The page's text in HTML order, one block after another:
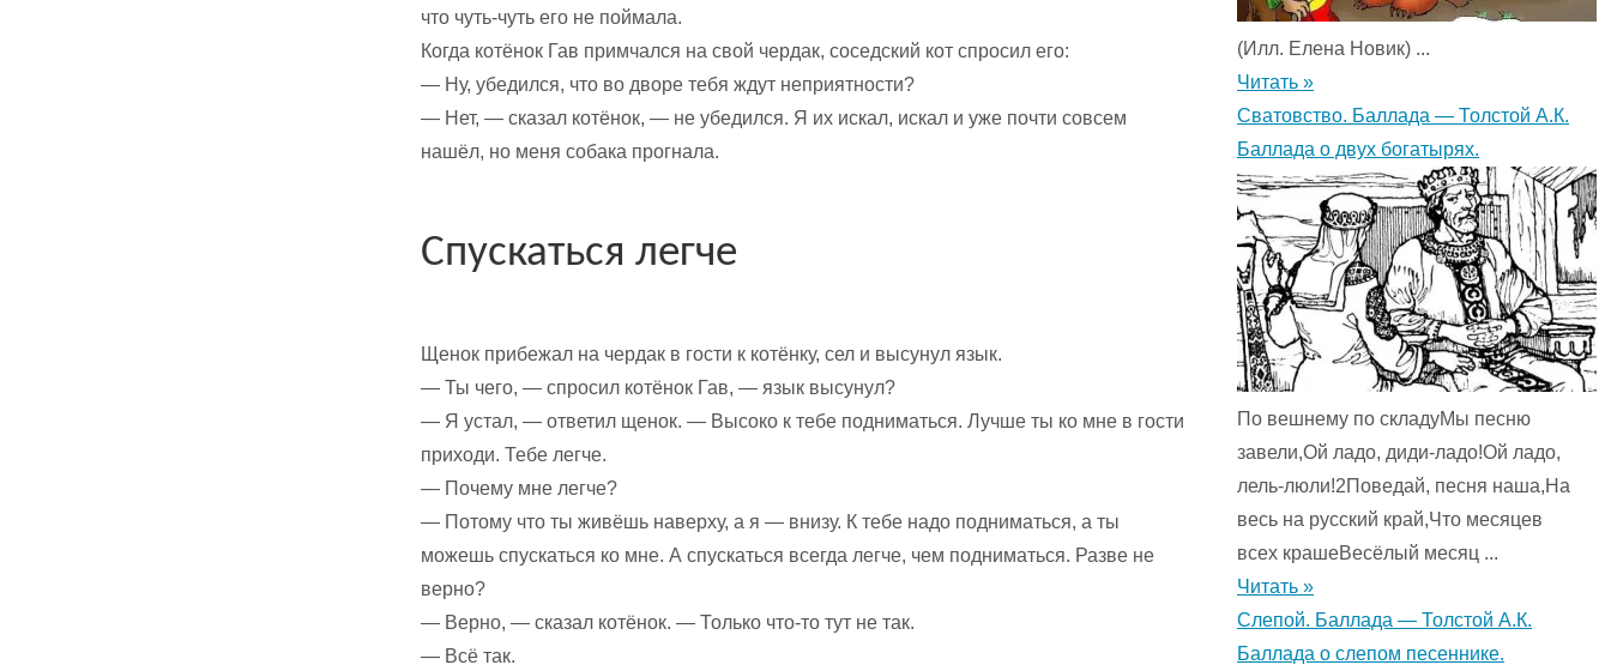
что чуть-чуть его не поймала.
Когда котёнок Гав примчался на свой чердак, соседский кот спросил его:
— Ну, убедился, что во дворе тебя ждут неприятности?
— Нет, — сказал котёнок, — не убедился. Я их искал, искал и уже почти совсем
нашёл, но меня собака прогнала.
Спускаться легче
Щенок прибежал на чердак в гости к котёнку, сел и высунул язык.
— Ты чего, — спросил котёнок Гав, — язык высунул?
— Я устал, — ответил щенок. — Высоко к тебе подниматься. Лучше ты ко мне в гости
приходи. Тебе легче.
— Почему мне легче?
— Потому что ты живёшь наверху, а я — внизу. К тебе надо подниматься, а ты
можешь спускаться ко мне. А спускаться всегда легче, чем подниматься. Разве не
верно?
— Верно, — сказал котёнок. — Только что-то тут не так.
— Всё так.
(Илл. Елена Новик) ...
Читать »
Сватовство. Баллада — Толстой А.К.
Баллада о двух богатырях.
По вешнему по складуМы песню
завели,Ой ладо, диди-ладо!Ой ладо,
лель-люли!2Поведай, песня наша,На
весь на русский край,Что месяцев
всех крашеВесёлый месяц ...
Читать »
Слепой. Баллада — Толстой А.К.
Баллада о слепом песеннике.